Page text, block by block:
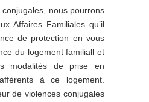
nous pourrons
Affaires Familiales qu’il
de protection en vous
du logement familiall et
modalités de prise en
à ce logement.
de violences conjugales